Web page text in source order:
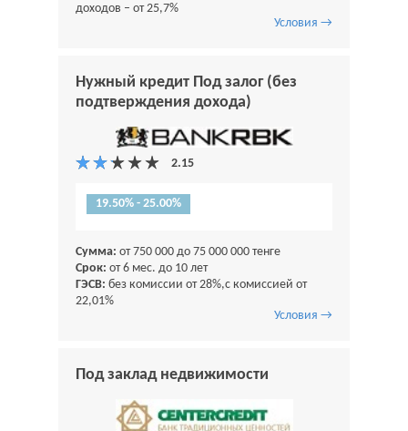
доходов – от 25,7%
Условия →
Нужный кредит Под залог (без
подтверждения дохода)
19.50% - 25.00%
Сумма: от 750 000 до 75 000 000 тенге
Срок: от 6 мес. до 10 лет
ГЭСВ: без комиссии от 28%,с комиссией от
22,01%
Условия →
Под заклад недвижимости